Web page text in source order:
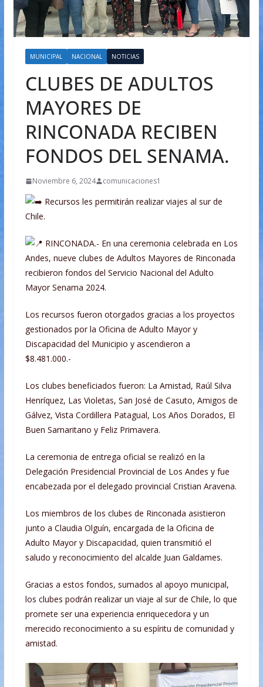
MUNICIPAL NACIONAL NOTICIAS
CLUBES DE ADULTOS
MAYORES DE
RINCONADA RECIBEN
FONDOS DEL SENAMA.
Noviembre 6, 2024 comunicaciones1
Recursos les permitirán realizar viajes al sur de
Chile.
RINCONADA.- En una ceremonia celebrada en Los
Andes, nueve clubes de Adultos Mayores de Rinconada
recibieron fondos del Servicio Nacional del Adulto
Mayor Senama 2024.
Los recursos fueron otorgados gracias a los proyectos
gestionados por la Oficina de Adulto Mayor y
Discapacidad del Municipio y ascendieron a
$8.481.000.-
Los clubes beneficiados fueron: La Amistad, Raúl Silva
Henríquez, Las Violetas, San José de Casuto, Amigos de
Gálvez, Vista Cordillera Patagual, Los Años Dorados, El
Buen Samaritano y Feliz Primavera.
La ceremonia de entrega oficial se realizó en la
Delegación Presidencial Provincial de Los Andes y fue
encabezada por el delegado provincial Cristian Aravena.
Los miembros de los clubes de Rinconada asistieron
junto a Claudia Olguín, encargada de la Oficina de
Adulto Mayor y Discapacidad, quien transmitió el
saludo y reconocimiento del alcalde Juan Galdames.
Gracias a estos fondos, sumados al apoyo municipal,
los clubes podrán realizar un viaje al sur de Chile, lo que
promete ser una experiencia enriquecedora y un
merecido reconocimiento a su espíritu de comunidad y
amistad.